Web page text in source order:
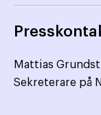
Mattias
Sekreterare på